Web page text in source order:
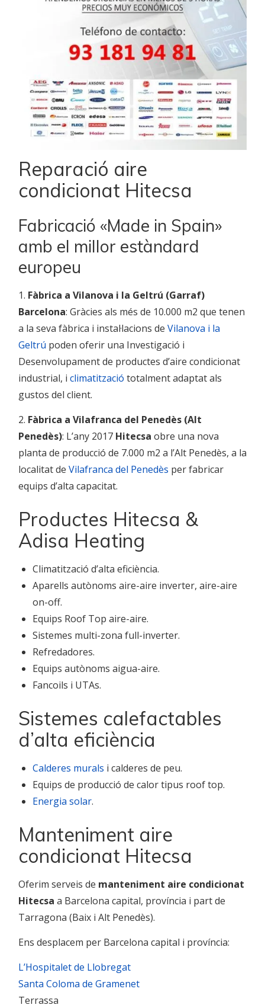
Reparació aire
condicionat Hitecsa
Fabricació «Made in Spain»
amb el millor estàndard
europeu
1. Fàbrica a Vilanova i la Geltrú (Garraf)
Barcelona: Gràcies als més de 10.000 m2 que tenen
a la seva fàbrica i instal·lacions de Vilanova i la
Geltrú poden oferir una Investigació i
Desenvolupament de productes d’aire condicionat
industrial, i climatització totalment adaptat als
gustos del client.
2. Fàbrica a Vilafranca del Penedès (Alt
Penedès): L’any 2017 Hitecsa obre una nova
planta de producció de 7.000 m2 a l’Alt Penedès, a la
localitat de Vilafranca del Penedès per fabricar
equips d’alta capacitat.
Productes Hitecsa &
Adisa Heating
Climatització d’alta eficiència.
Aparells autònoms aire-aire inverter, aire-aire
on-off.
Equips Roof Top aire-aire.
Sistemes multi-zona full-inverter.
Refredadores.
Equips autònoms aigua-aire.
Fancoils i UTAs.
Sistemes calefactables
d’alta eficiència
Calderes murals i calderes de peu.
Equips de producció de calor tipus roof top.
Energia solar.
Manteniment aire
condicionat Hitecsa
Oferim serveis de manteniment aire condicionat
Hitecsa a Barcelona capital, província i part de
Tarragona (Baix i Alt Penedès).
Ens desplacem per Barcelona capital i província:
L’Hospitalet de Llobregat
Santa Coloma de Gramenet
Terrassa